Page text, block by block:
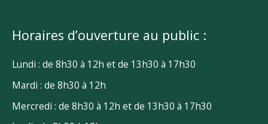
Horaires d’ouverture au public :
Lundi : de 8h30 à 12h et de 13h30 à 17h30
Mardi : de 8h30 à 12h
Mercredi : de 8h30 à 12h et de 13h30 à 17h30